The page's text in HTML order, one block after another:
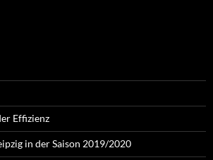
Effizienz
in der Saison 2019/2020